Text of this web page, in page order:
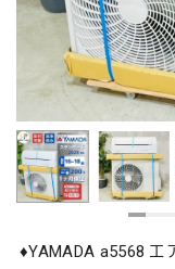
♦️YAMADA a5568 エ